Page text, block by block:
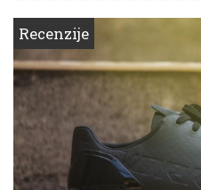
Recenzije